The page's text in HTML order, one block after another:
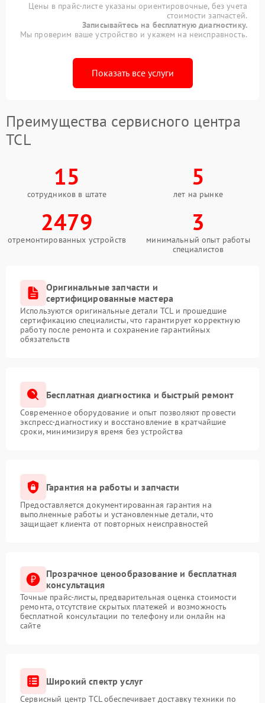
Цены в прайс-листе указаны ориентировочные, без учета
стоимости запчастей.
Записывайтесь на бесплатную диагностику.
Мы проверим ваше устройство и укажем на неисправность.
Показать все услуги
Преимущества сервисного центра
TCL
15
сотрудников в штате
5
лет на рынке
2479
отремонтированных устройств
3
минимальный опыт работы
специалистов
Оригинальные запчасти и
сертифицированные мастера
Используются оригинальные детали TCL и прошедшие
сертификацию специалисты, что гарантирует корректную
работу после ремонта и сохранение гарантийных
обязательств
Бесплатная диагностика и быстрый ремонт
Современное оборудование и опыт позволяют провести
экспресс-диагностику и восстановление в кратчайшие
сроки, минимизируя время без устройства
Гарантия на работы и запчасти
Предоставляется документированная гарантия на
выполненные работы и установленные детали, что
защищает клиента от повторных неисправностей
Прозрачное ценообразование и бесплатная
консультация
Точные прайс-листы, предварительная оценка стоимости
ремонта, отсутствие скрытых платежей и возможность
бесплатной консультации по телефону или онлайн на
сайте
Широкий спектр услуг
Сервисный центр TCL обеспечивает доставку техники по